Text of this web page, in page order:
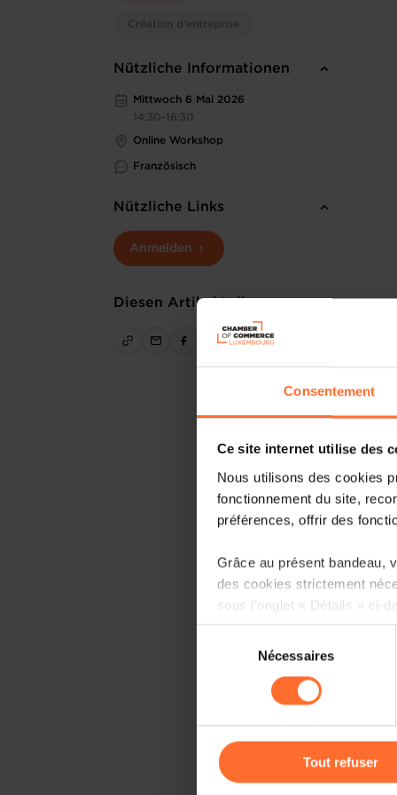
Consentement
Ce site internet utilise des
Nous utilisons des cookies
fonctionnement du site,
préférences, offrir des
Grâce au présent bandeau,
des cookies strictement
sous l’onglet « Détails » ci-
Il est précisé que la
sociaux, sauvegarde des
cas de refus de tous les
gauche de chaque page.
consentement
Nécessaires
Tout refuser
Création d'entreprise
Nützliche Informationen
Mittwoch 6 Mai 2026
14:30-16:30
Online Workshop
Französisch
Nützliche Links
Anmelden
Diesen Artikel teilen